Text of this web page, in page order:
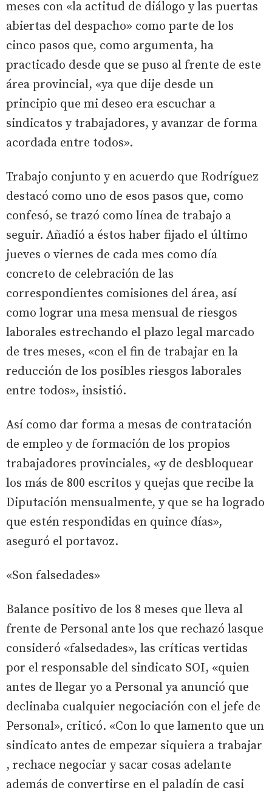
meses con «la actitud de diálogo y las puertas
abiertas del despacho» como parte de los
cinco pasos que, como argumenta, ha
practicado desde que se puso al frente de este
área provincial, «ya que dije desde un
principio que mi deseo era escuchar a
sindicatos y trabajadores, y avanzar de forma
acordada entre todos».
Trabajo conjunto y en acuerdo que Rodríguez
destacó como uno de esos pasos que, como
confesó, se trazó como línea de trabajo a
seguir. Añadió a éstos haber fijado el último
jueves o viernes de cada mes como día
concreto de celebración de las
correspondientes comisiones del área, así
como lograr una mesa mensual de riesgos
laborales estrechando el plazo legal marcado
de tres meses, «con el fin de trabajar en la
reducción de los posibles riesgos laborales
entre todos», insistió.
Así como dar forma a mesas de contratación
de empleo y de formación de los propios
trabajadores provinciales, «y de desbloquear
los más de 800 escritos y quejas que recibe la
Diputación mensualmente, y que se ha logrado
que estén respondidas en quince días»,
aseguró el portavoz.
«Son falsedades»
Balance positivo de los 8 meses que lleva al
frente de Personal ante los que rechazó lasque
consideró «falsedades», las críticas vertidas
por el responsable del sindicato SOI, «quien
antes de llegar yo a Personal ya anunció que
declinaba cualquier negociación con el jefe de
Personal», criticó. «Con lo que lamento que un
sindicato antes de empezar siquiera a trabajar
, rechace negociar y sacar cosas adelante
además de convertirse en el paladín de casi